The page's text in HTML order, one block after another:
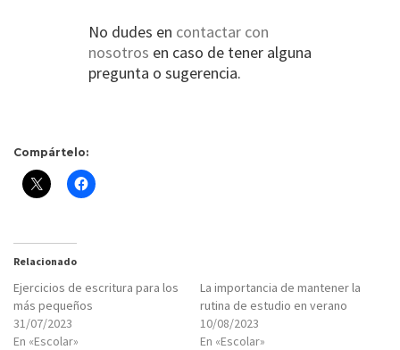
No dudes en contactar con
nosotros en caso de tener alguna
pregunta o sugerencia.
Compártelo:
Relacionado
Ejercicios de escritura para los
más pequeños
31/07/2023
En «Escolar»
La importancia de mantener la
rutina de estudio en verano
10/08/2023
En «Escolar»